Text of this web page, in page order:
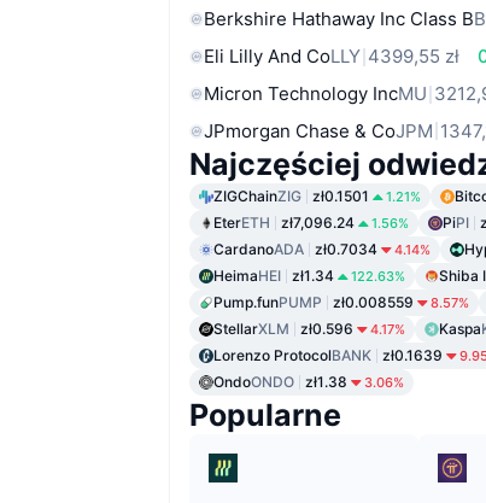
Berkshire Hathaway Inc Class B
Eli Lilly And CoLLY 4399,55 zł
Micron Technology IncMU
JPmorgan Chase & CoJPM
Najczęściej
ZIGChainZIG zł0.1501 1.21%
EterETH zł7,096.24 1.56% PiPI
CardanoADA zł0.7034 4.14%
HeimaHEI zł1.34 122.63% Shiba
Pump.funPUMP zł0.008559 8.57%
StellarXLM zł0.596 4.17% Kaspa
Lorenzo ProtocolBANK zł0.1639
OndoONDO zł1.38 3.06%
Popularne